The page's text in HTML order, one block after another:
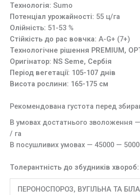
Технологія: Sumo
Потенціал урожайності: 55 ц/га
Олійність: 51-53 %
Стійкість до рас вовчка: A-G+ (7+)
Технологічне рішення PREMIUM,
Оригінатор: NS Seme, Сербія
Період вегетації: 105-107 днів
Висота рослини: 165-175 см
Рекомендована густота перед
В умовах достатнього зволоження
/ га
В посушливих умовах — 45000 —
Толерантність до збудників хвороб:
ПЕРОНОСПОРОЗ, ВУГІЛЬНА ТА